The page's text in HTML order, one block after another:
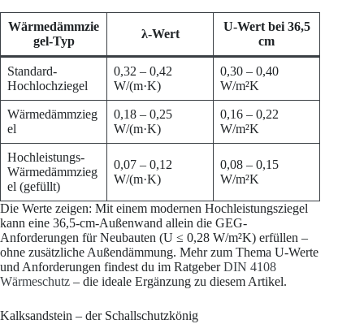
Wärmedämmzie
gel-Typ
λ-Wert
U-Wert bei 36,5
cm
Standard-
Hochlochziegel
0,32 – 0,42
W/(m·K)
0,30 – 0,40
W/m²K
Wärmedämmzieg
el
0,18 – 0,25
W/(m·K)
0,16 – 0,22
W/m²K
Hochleistungs-
Wärmedämmzieg
el (gefüllt)
0,07 – 0,12
W/(m·K)
0,08 – 0,15
W/m²K
Die Werte zeigen: Mit einem modernen Hochleistungsziegel
kann eine 36,5-cm-Außenwand allein die GEG-
Anforderungen für Neubauten (U ≤ 0,28 W/m²K) erfüllen –
ohne zusätzliche Außendämmung. Mehr zum Thema U-Werte
und Anforderungen findest du im RatgeberDIN 4108
Wärmeschutz – die ideale Ergänzung zu diesem Artikel.
Kalksandstein – der Schallschutzkönig